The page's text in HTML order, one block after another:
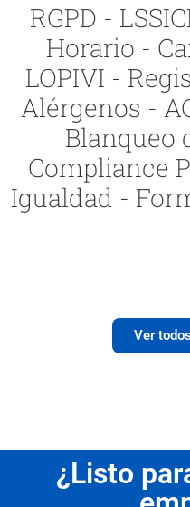
RGPD -
Horario -
LOPIVI -
Alérgenos -
Blanqueo
Compliance
Igualdad -
Ver
¿Listo